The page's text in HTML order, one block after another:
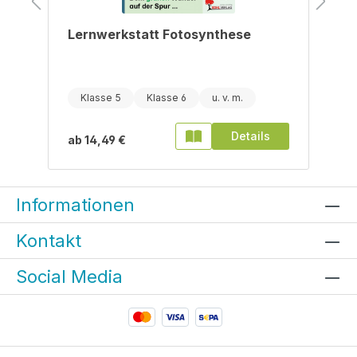
Lernwerkstatt Fotosynthese
Klasse 5 Klasse 6
ab 14,49 € Details
Informationen
Kontakt
Social Media